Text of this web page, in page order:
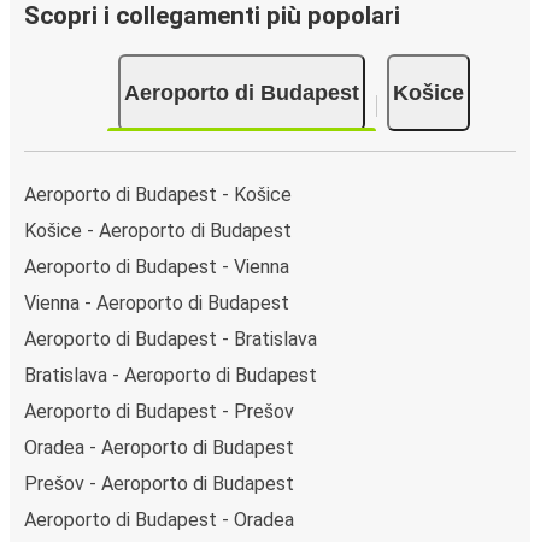
Scopri i collegamenti più popolari
Aeroporto di Budapest Košice
Aeroporto di Budapest - Košice
Košice - Aeroporto di Budapest
Aeroporto di Budapest - Vienna
Vienna - Aeroporto di Budapest
Aeroporto di Budapest - Bratislava
Bratislava - Aeroporto di Budapest
Aeroporto di Budapest - Prešov
Oradea - Aeroporto di Budapest
Prešov - Aeroporto di Budapest
Aeroporto di Budapest - Oradea